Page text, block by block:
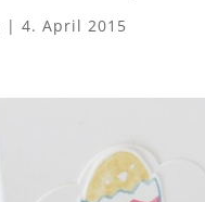
| 4. April 2015